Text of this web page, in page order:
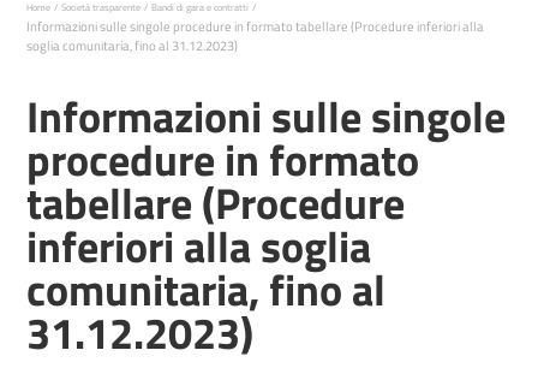
Home Società trasparente Bandi di gara e contratti
Informazioni sulle singole procedure in formato tabellare (Procedure inferiori alla
soglia comunitaria, fino al 31.12.2023)
Informazioni sulle singole
procedure in formato
tabellare (Procedure
inferiori alla soglia
comunitaria, fino al
31.12.2023)